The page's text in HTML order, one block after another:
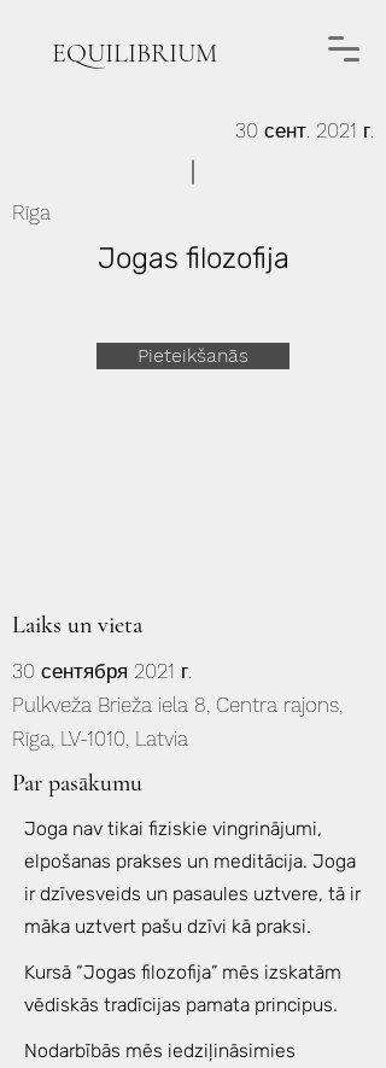
EQUILIBRIUM
30 сент. 2021 г.
Rīga
Jogas filozofija
Pieteikšanās
Laiks un vieta
30 сентября 2021 г.
Pulkveža Brieža iela 8, Centra rajons,
Rīga, LV-1010, Latvia
Par pasākumu
Joga nav tikai fiziskie vingrinājumi,
elpošanas prakses un meditācija. Joga
ir dzīvesveids un pasaules uztvere, tā ir
māka uztvert pašu dzīvi kā praksi.
Kursā “Jogas filozofija” mēs izskatām
vēdiskās tradīcijas pamata principus.
Nodarbībās mēs iedziļināsimies